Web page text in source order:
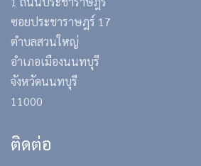
ซอยประชาราษฎร์ 17
ตำบลสวนใหญ่
อำเภอเมืองนนทบุรี
จังหวัดนนทบุรี
11000
ติดต่อ